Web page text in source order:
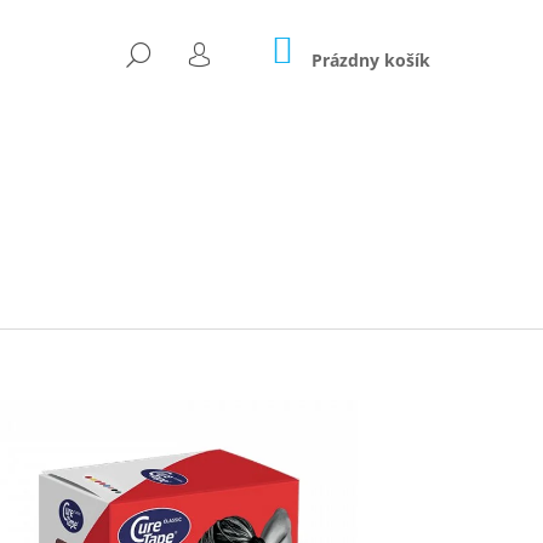
HĽADAŤ
PRIHLÁSENIE
NÁKUPNÝ
KOŠÍK
Prázdny košík